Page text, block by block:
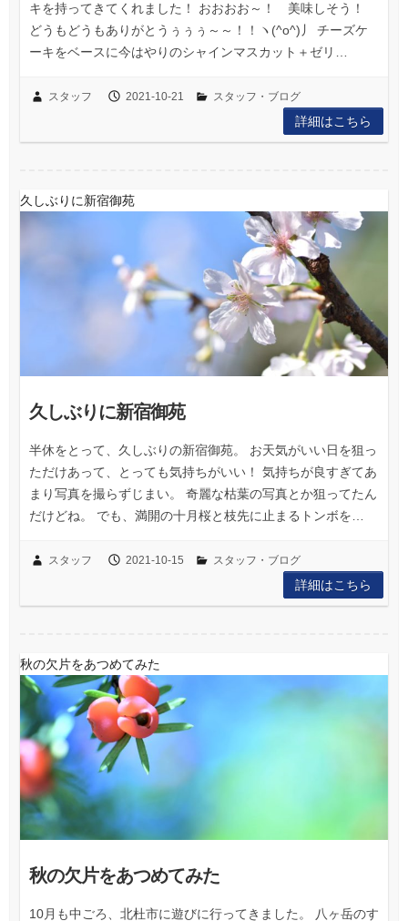
キを持ってきてくれました！ おおおお～！ 美味しそう！
どうもどうもありがとうぅぅぅ～～！！ヽ(^o^)丿 チーズケ
ーキをベースに今はやりのシャインマスカット＋ゼリ…
スタッフ 2021-10-21 スタッフ・ブログ
詳細はこちら
久しぶりに新宿御苑
久しぶりに新宿御苑
半休をとって、久しぶりの新宿御苑。 お天気がいい日を狙っ
ただけあって、とっても気持ちがいい！ 気持ちが良すぎてあ
まり写真を撮らずじまい。 奇麗な枯葉の写真とか狙ってたん
だけどね。 でも、満開の十月桜と枝先に止まるトンボを…
スタッフ 2021-10-15 スタッフ・ブログ
詳細はこちら
秋の欠片をあつめてみた
秋の欠片をあつめてみた
10月も中ごろ、北杜市に遊びに行ってきました。 八ヶ岳のす